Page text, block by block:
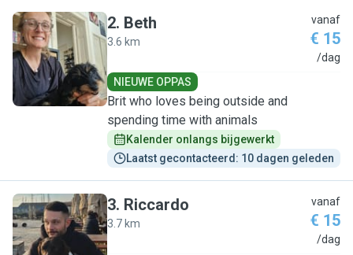
B
2. Beth
3.6 km
vanaf
€ 15
/dag
NIEUWE OPPAS
Brit who loves being outside and
spending time with animals
Kalender onlangs bijgewerkt
Laatst gecontacteerd: 10 dagen geleden
R
3. Riccardo
3.7 km
vanaf
€ 15
/dag